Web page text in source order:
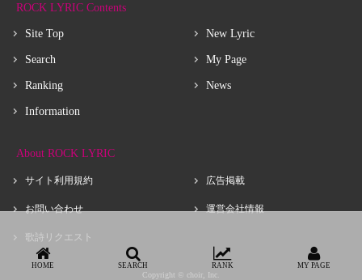
ROCK LYRIC Contents
Site Top
Search
Ranking
Information
New Lyric
My Page
News
About ROCK LYRIC
サイト利用規約
お問い合わせ
歌詩リクエスト
広告掲載
運営会社情報
Copyright © choir, Inc.
HOME SEARCH RANK MY PAGE